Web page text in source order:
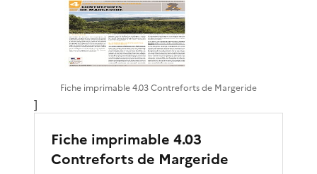
Fiche imprimable 4.03 Contreforts de Margeride
]
Fiche imprimable 4.03
Contreforts de Margeride